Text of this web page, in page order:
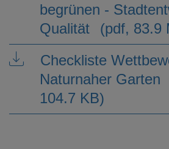
begrünen -
Qualität
(pdf, 83.9
Checkliste
Naturnaher Garten
104.7 KB)